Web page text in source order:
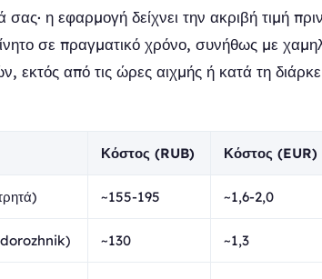
η εφαρμογή δείχνει την ακριβή τιμή
σε πραγματικό χρόνο, συνήθως με
εκτός από τις ώρες αιχμής ή κατά τη
Κόστος (RUB) Κόστος (EUR)
~155-195 ~1,6-2,0
~130 ~1,3